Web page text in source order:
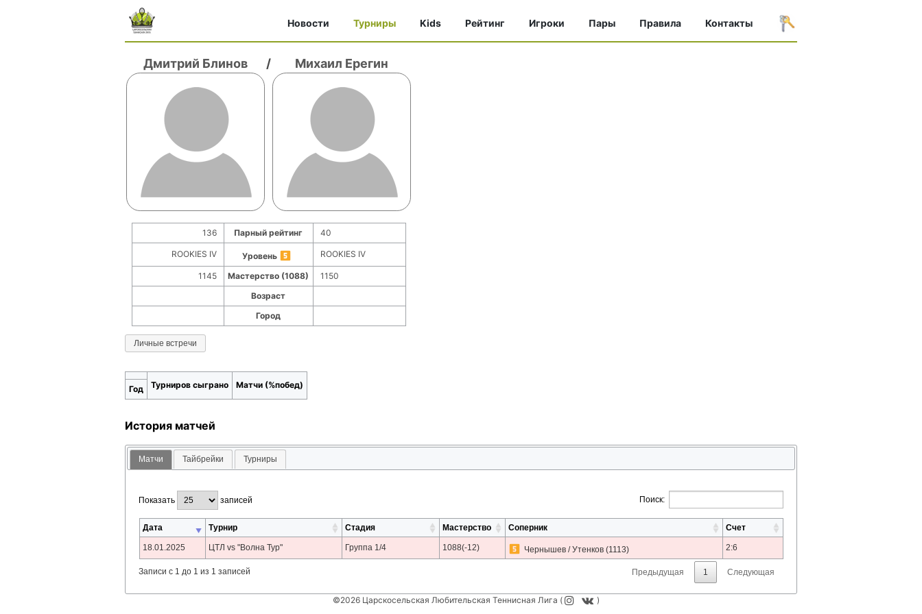
Новости Турниры Kids Рейтинг Игроки Пары Правила Контакты
Дмитрий Блинов / Михаил Ерегин
136 Парный рейтинг 40
ROOKIES IV Уровень ROOKIES IV
1145 Мастерство (1088)
1150
Возраст
Город
Личные встречи
Турниров сыграно Матчи (%побед)
Год
История матчей
Матчи Тайбрейки Турниры
Показать записей Поиск:
Дата Турнир Стадия Мастерство Соперник Счет
18.01.2025 ЦТЛ vs "Волна Тур" Группа 1/4 1088(-12) Чернышев / Утенков(1113) 2:6
Записи с 1 до 1 из 1 записей Предыдущая 1 Следующая
©2026 Царскосельская Любительская Теннисная Лига ( )